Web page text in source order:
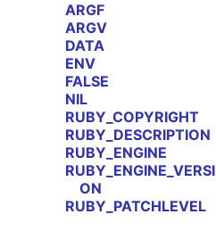
ARGF
ARGV
DATA
ENV
FALSE
NIL
RUBY_COPYRIGHT
RUBY_DESCRIPTION
RUBY_ENGINE
RUBY_ENGINE_VERSI
ON
RUBY_PATCHLEVEL